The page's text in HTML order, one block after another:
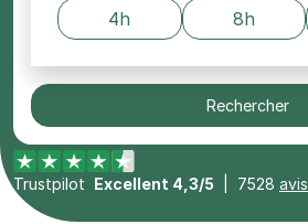
4h 8h
Rechercher
Trustpilot Excellent 4,3/5 7528 avis